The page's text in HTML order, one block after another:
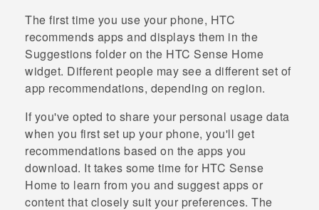
The first time you use your phone, HTC
recommends apps and displays them in the
Suggestions folder on the HTC Sense Home
widget. Different people may see a different set of
app recommendations, depending on region.
If you've opted to share your personal usage data
when you first set up your phone, you'll get
recommendations based on the apps you
download. It takes some time for HTC Sense
Home to learn from you and suggest apps or
content that closely suit your preferences. The